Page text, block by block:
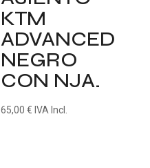
KTM
ADVANCED
NEGRO
CON NJA.
65,00€ IVA Incl.